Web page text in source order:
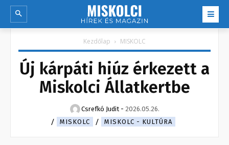
Kezdőlap MISKOLC
Új kárpáti hiúz érkezett a
Miskolci Állatkertbe
Csrefkó Judit - 2026.05.26.
MISKOLC
MISKOLC - KULTÚRA